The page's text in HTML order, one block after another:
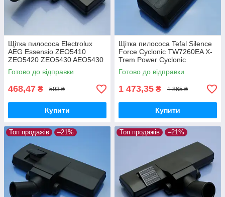
Щітка пилососа Electrolux
AEG Essensio ZEO5410
ZEO5420 ZEO5430 AEO5430
ZEO5432 двохрежимна
Готово до відправки
468,47 ₴ 593 ₴
Купити
Щітка пилососа Tefal Silence
Force Cyclonic TW7260EA X-
Trem Power Cyclonic
TW7266EA TW6951EA
TW6984EA підлога/килим
оригінал
Готово до відправки
1 473,35 ₴ 1 865 ₴
Купити
Топ продажів –21% Топ продажів –21%